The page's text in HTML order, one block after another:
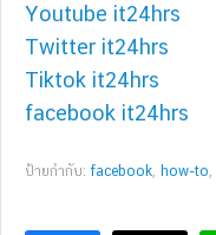
Youtube it24hrs
Twitter it24hrs
Tiktok it24hrs
facebook it24hrs
ป้ายกำกับ:facebook, how-to,